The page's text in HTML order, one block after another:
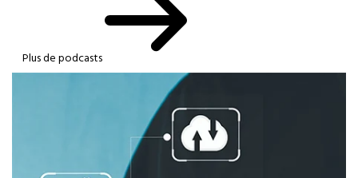
Plus de podcasts